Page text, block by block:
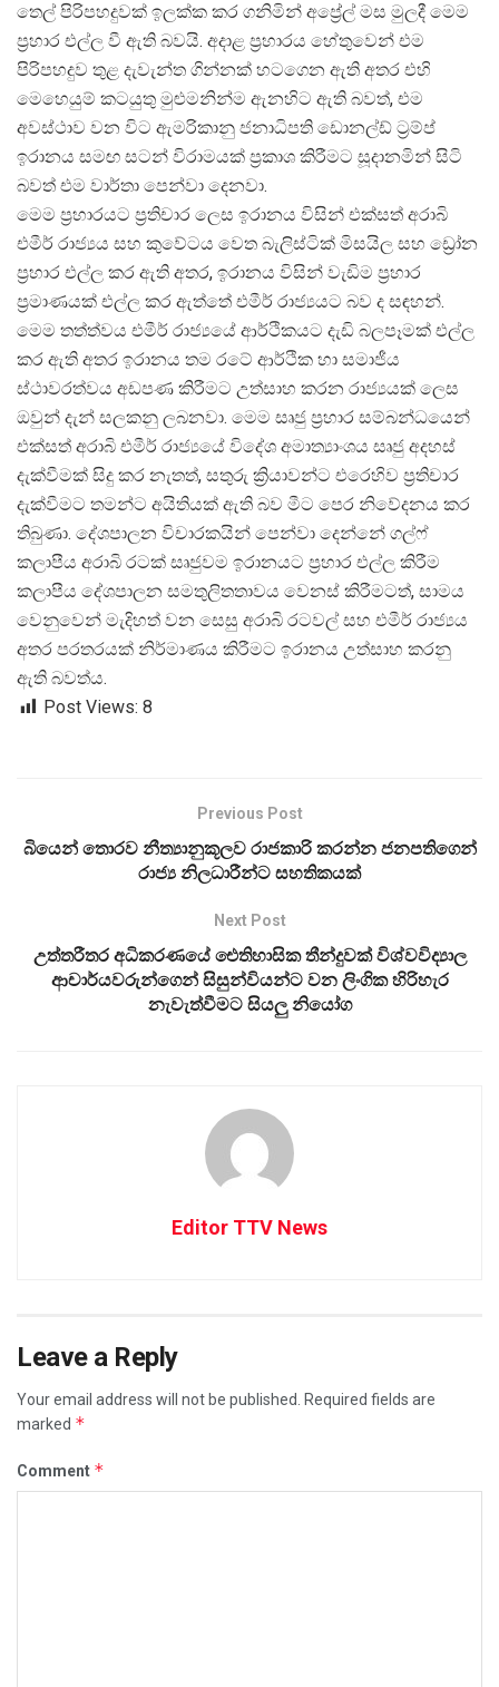
තෙල් පිරිපහදුවක් ඉලක්ක කර ගනිමින් අප්රේල් මස මුලදී මෙම
ප්රහාර එල්ල වී ඇති බවයි. අදාළ ප්රහාරය හේතුවෙන් එම
පිරිපහදුව තුළ දැවැන්ත ගින්නක් හටගෙන ඇති අතර එහි
මෙහෙයුම් කටයුතු මුළුමනින්ම ඇනහිට ඇති බවත්, එම
අවස්ථාව වන විට ඇමරිකානු ජනාධිපති ඩොනල්ඩ් ට්රම්ප්
ඉරානය සමඟ සටන් විරාමයක් ප්රකාශ කිරීමට සූදානමින් සිටි
බවත් එම වාර්තා පෙන්වා දෙනවා.
මෙම ප්රහාරයට ප්රතිචාර ලෙස ඉරානය විසින් එක්සත් අරාබි
එමීර් රාජ්යය සහ කුවේටය වෙත බැලිස්ටික් මිසයිල සහ ඩ්රෝන
ප්රහාර එල්ල කර ඇති අතර, ඉරානය විසින් වැඩිම ප්රහාර
ප්රමාණයක් එල්ල කර ඇත්තේ එමීර් රාජ්යයට බව ද සඳහන්.
මෙම තත්ත්වය එමීර් රාජ්යයේ ආර්ථිකයට දැඩි බලපෑමක් එල්ල
කර ඇති අතර ඉරානය තම රටේ ආර්ථික හා සමාජීය
ස්ථාවරත්වය අඩපණ කිරීමට උත්සාහ කරන රාජ්යයක් ලෙස
ඔවුන් දැන් සලකනු ලබනවා. මෙම සෘජු ප්රහාර සම්බන්ධයෙන්
එක්සත් අරාබි එමීර් රාජ්යයේ විදේශ අමාත්යාංශය සෘජු අදහස්
දැක්වීමක් සිදු කර නැතත්, සතුරු ක්රියාවන්ට එරෙහිව ප්රතිචාර
දැක්වීමට තමන්ට අයිතියක් ඇති බව මීට පෙර නිවේදනය කර
තිබුණා. දේශපාලන විචාරකයින් පෙන්වා දෙන්නේ ගල්ෆ්
කලාපීය අරාබි රටක් සෘජුවම ඉරානයට ප්රහාර එල්ල කිරීම
කලාපීය දේශපාලන සමතුලිතතාවය වෙනස් කිරීමටත්, සාමය
වෙනුවෙන් මැදිහත් වන සෙසු අරාබි රටවල් සහ එමීර් රාජ්යය
අතර පරතරයක් නිර්මාණය කිරීමට ඉරානය උත්සාහ කරනු
ඇති බවත්ය.
Post Views: 8
Previous Post
බියෙන් තොරව නීත්‍යානුකූලව රාජකාරි කරන්න ජනපතිගෙන්
රාජ්‍ය නිලධාරීන්ට සහතිකයක්
Next Post
උත්තරීතර අධිකරණයේ ඓතිහාසික තීන්දුවක් විශ්වවිද්‍යාල
ආචාර්යවරුන්ගෙන් සිසුන්වියන්ට වන ලිංගික හිරිහැර
නැවැත්වීමට සියලු නියෝග
Editor TTV News
Leave a Reply
Your email address will not be published. Required fields are
marked *
Comment *